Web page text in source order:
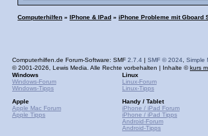
Computerhilfen » IPhone & IPad » iPhone Probleme mit Gboard
Computerhilfen.de Forum-Software: SMF 2.7.4 | SMF © 2024, Simple
© 2001-2026, Lewis Media. Alle Rechte vorbehalten | Inhalte ©kurs
Windows
Windows-Forum
Windows-Tipps
Apple
Apple Mac Forum
Apple Tipps
Linux
Linux-Forum
Linux-Tipps
Handy / Tablet
iPhone / iPad Forum
iPhone / iPad Tipps
Android-Forum
Android-Tipps